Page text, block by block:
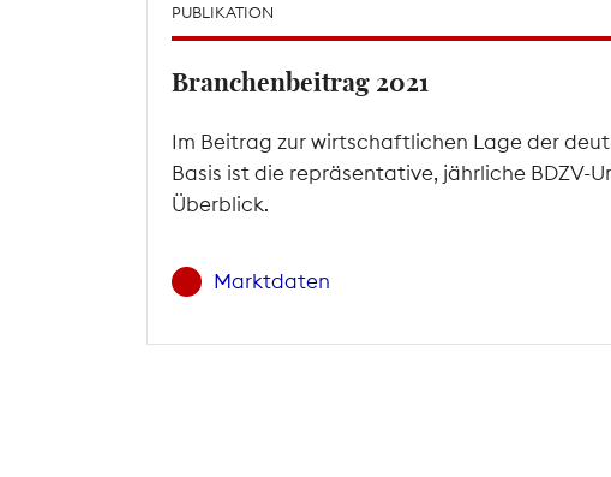
PUBLIKATION
Branchenbeitrag 2021
Im Beitrag zur wirtschaftlichen Lage der
Basis ist die repräsentative, jährliche BDZV-
Überblick.
Marktdaten